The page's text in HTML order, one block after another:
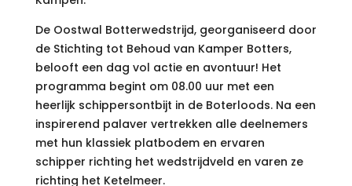
De Oostwal Botterwedstrijd, georganiseerd door
de Stichting tot Behoud van Kamper Botters,
belooft een dag vol actie en avontuur! Het
programma begint om 08.00 uur met een
heerlijk schippersontbijt in de Boterloods. Na een
inspirerend palaver vertrekken alle deelnemers
met hun klassiek platbodem en ervaren
schipper richting het wedstrijdveld en varen ze
richting het Ketelmeer.